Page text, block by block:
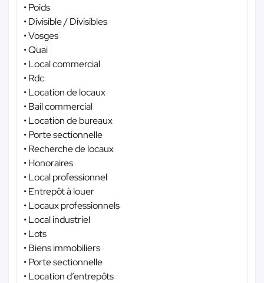
• Poids
• Divisible / Divisibles
• Vosges
• Quai
• Local commercial
• Rdc
• Location de locaux
• Bail commercial
• Location de bureaux
• Porte sectionnelle
• Recherche de locaux
• Honoraires
• Local professionnel
• Entrepôt à louer
• Locaux professionnels
• Local industriel
• Lots
• Biens immobiliers
• Porte sectionnelle
• Location d’entrepôts